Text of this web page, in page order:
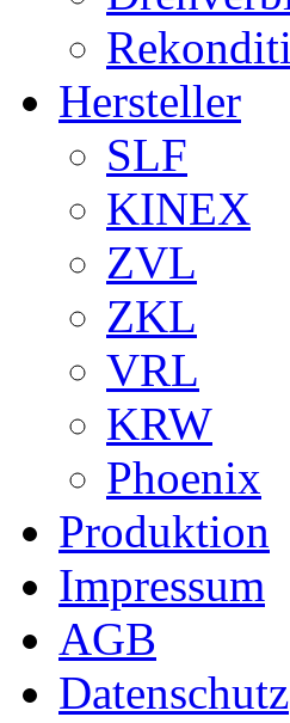
Hersteller
SLF
KINEX
ZVL
ZKL
VRL
KRW
Phoenix
Produktion
Impressum
AGB
Datenschutz